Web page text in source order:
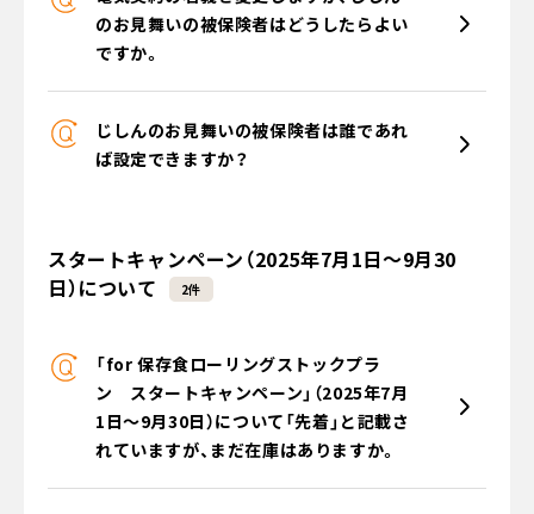
のお見舞いの被保険者はどうしたらよい
ですか。
じしんのお見舞いの被保険者は誰であれ
ば設定できますか？
スタートキャンペーン（2025年7月1日～9月30
日）について
2件
「for 保存食ローリングストックプラ
ン スタートキャンペーン」（2025年7月
1日～9月30日）について「先着」と記載さ
れていますが、まだ在庫はありますか。